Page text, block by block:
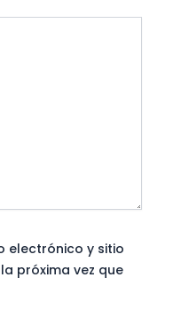
electrónico y sitio
próxima vez que